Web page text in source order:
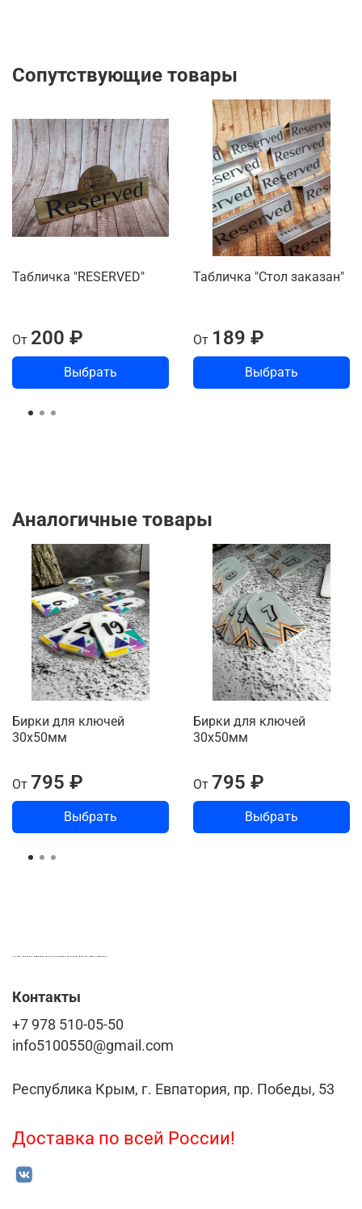
Сопутствующие товары
Табличка "RESERVED"
От 200 ₽
Выбрать
Табличка "Стол заказан"
От 189 ₽
Выбрать
Аналогичные товары
Бирки для ключей
30х50мм
От 795 ₽
Выбрать
Бирки для ключей
30х50мм
От 795 ₽
Выбрать
Контакты
+7 978 510-05-50
info5100550@gmail.com
Республика Крым, г. Евпатория, пр. Победы, 53
Доставка по всей России!